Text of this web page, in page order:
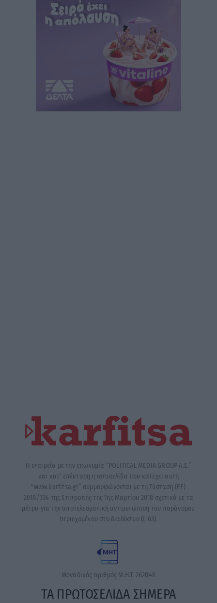
Η εταιρεία με την επωνυμία “POLITICAL MEDIA GROUP A.E.”
και κατ’ επέκταση η ιστοσελίδα που κατέχει αυτή
“www.karfitsa.gr” συμμορφώνονται με τη Σύσταση (ΕΕ)
2018/334 της Επιτροπής της 1ης Μαρτίου 2018 σχετικά με τα
μέτρα για την αποτελεσματική αντιμετώπιση του παράνομου
περιεχομένου στο διαδίκτυο (L 63).
Μοναδικός αριθμός Μ.Η.Τ. 262048
ΤΑ ΠΡΩΤΟΣΕΛΙΔΑ ΣΗΜΕΡΑ